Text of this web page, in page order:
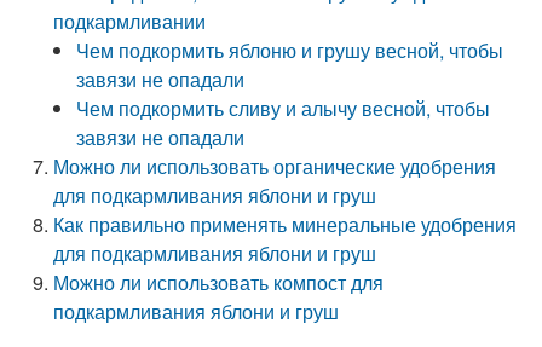
подкармливании
Чем подкормить яблоню и грушу весной, чтобы
завязи не опадали
Чем подкормить сливу и алычу весной, чтобы
завязи не опадали
Можно ли использовать органические удобрения
для подкармливания яблони и груш
Как правильно применять минеральные удобрения
для подкармливания яблони и груш
Можно ли использовать компост для
подкармливания яблони и груш